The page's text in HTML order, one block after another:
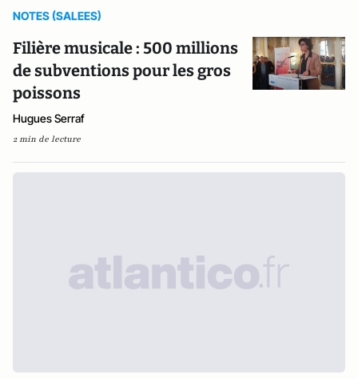
NOTES (SALEES)
Filière musicale : 500 millions
de subventions pour les gros
poissons
Hugues Serraf
2 min de lecture